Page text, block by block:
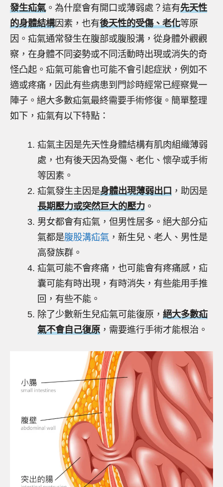
發生疝氣。為什麼會有開口或薄弱處？這有先天性
的身體結構因素，也有後天性的受傷、老化等原
因。疝氣通常發生在腹部或腹股溝，從身體外觀觀
察，在身體不同姿勢或不同活動時出現或消失的奇
怪凸起。疝氣可能會也可能不會引起症狀，例如不
適或疼痛，因此有些病患到門診時經常已經察覺一
陣子。絕大多數疝氣最終需要手術修復。簡單整理
如下，疝氣有以下特點：
疝氣主因是先天性身體結構有肌肉組織薄弱
處，也有後天因為受傷、老化、懷孕或手術
等因素。
疝氣發生主因是身體出現薄弱出口 ，助因是
長期壓力或突然巨大的壓力 。
男女都會有疝氣，但男性居多。絕大部分疝
氣都是腹股溝疝氣 ，新生兒、老人、男性是
高發族群。
疝氣可能不會疼痛，也可能會有疼痛感，疝
囊可能有時出現，有時消失，有些能用手推
回，有些不能。
除了少數新生兒疝氣可能復原，絕大多數疝
氣不會自己復原 ，需要進行手術才能根治。